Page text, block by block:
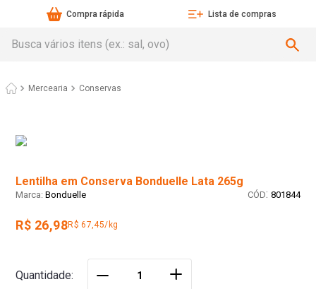
Compra rápida Lista de compras
Mercearia Conservas
Lentilha em Conserva Bonduelle Lata 265g
Bonduelle : 801844
R$ 26,98R$ 67,45/kg
Quantidade ＋